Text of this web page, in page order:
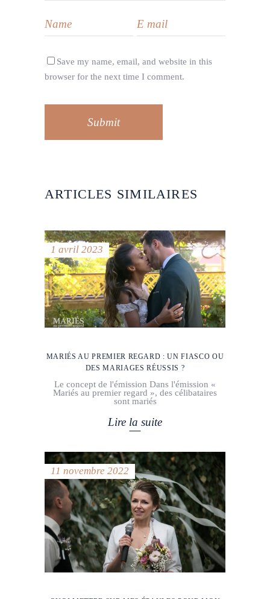
Save my name, email, and website in this
browser for the next time I comment.
Submit
ARTICLES SIMILAIRES
1 avril 2023
MARIÉS AU PREMIER REGARD : UN FIASCO OU
DES MARIAGES RÉUSSIS ?
Le concept de l'émission Dans l'émission «
Mariés au premier regard », des célibataires
sont mariés
Lire la suite
11 novembre 2022